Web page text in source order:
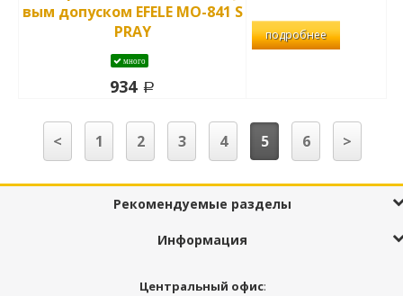
вым допуском EFELE MO-841 S
PRAY
много
934
подробнее
< 1 2 3 4 5 6 >
Рекомендуемые разделы
Информация
Центральный офис: